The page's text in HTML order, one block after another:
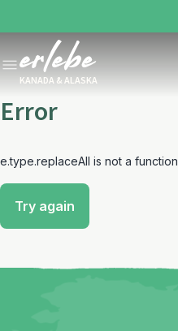
KANADA & ALASKA
Error
e.type.replaceAll is not a function
Try again